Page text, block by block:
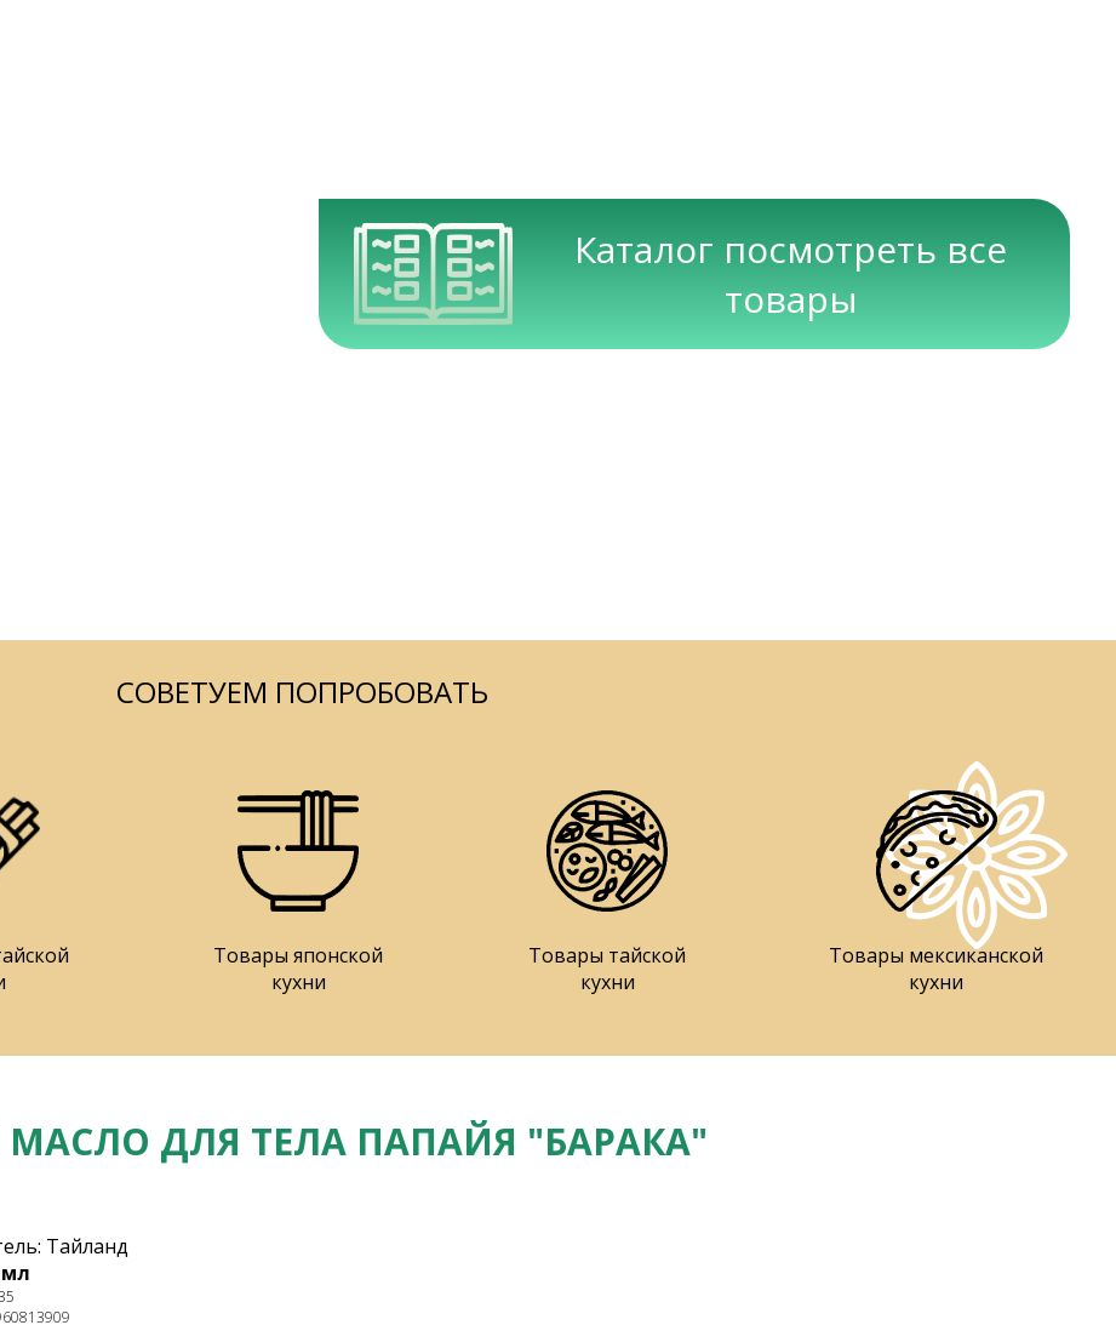
Каталог посмотреть все
товары
СОВЕТУЕМ ПОПРОБОВАТЬ
Товары японской
кухни
Товары тайской
кухни
Товары мексиканской
кухни
МАСЛО ДЛЯ ТЕЛА ПАПАЙЯ "БАРАКА"
Тайланд